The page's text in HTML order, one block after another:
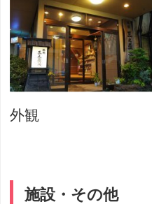
外観
施設・その他